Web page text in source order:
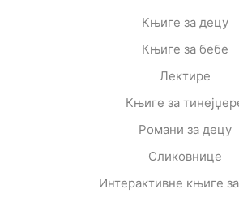
Књиге за децу
Књиге за бебе
Лектире
Књиге за
Романи за децу
Сликовнице
Интерактивне књиге